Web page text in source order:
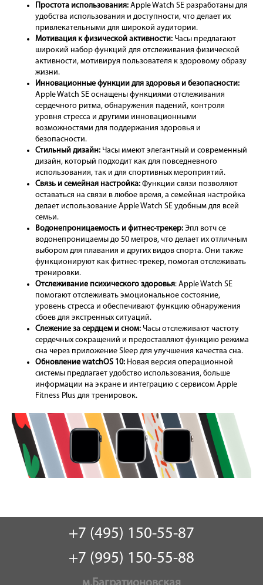
Простота использования: Apple Watch SE разработаны для
удобства использования и доступности, что делает их
привлекательными для широкой аудитории.
Мотивация к физической активности: Часы предлагают
широкий набор функций для отслеживания физической
активности, мотивируя пользователя к здоровому образу
жизни.
Инновационные функции для здоровья и безопасности:
Apple Watch SE оснащены функциями отслеживания
сердечного ритма, обнаружения падений, контроля
уровня стресса и другими инновационными
возможностями для поддержания здоровья и
безопасности.
Стильный дизайн: Часы имеют элегантный и современный
дизайн, который подходит как для повседневного
использования, так и для спортивных мероприятий.
Связь и семейная настройка: Функции связи позволяют
оставаться на связи в любое время, а семейная настройка
делает использование Apple Watch SE удобным для всей
семьи.
Водонепроницаемость и фитнес-трекер: Эпл вотч се
водонепроницаемы до 50 метров, что делает их отличным
выбором для плавания и других видов спорта. Они также
функционируют как фитнес-трекер, помогая отслеживать
тренировки.
Отслеживание психического здоровья: Apple Watch SE
помогают отслеживать эмоциональное состояние,
уровень стресса и обеспечивают функцию обнаружения
сбоев для экстренных ситуаций.
Слежение за сердцем и сном: Часы отслеживают частоту
сердечных сокращений и предоставляют функцию режима
сна через приложение Sleep для улучшения качества сна.
Обновление watchOS 10: Новая версия операционной
системы предлагает удобство использования, больше
информации на экране и интеграцию с сервисом Apple
Fitness Plus для тренировок.
+7 (495) 150-55-87
+7 (995) 150-55-88